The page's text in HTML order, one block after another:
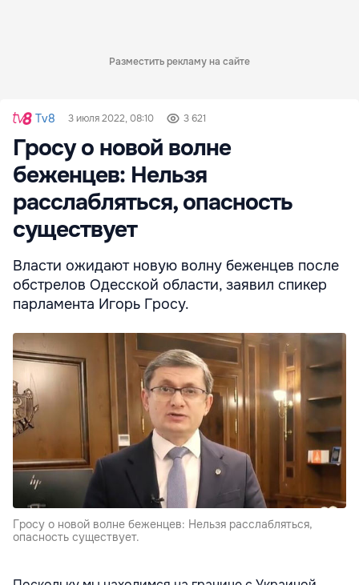
Разместить рекламу на сайте
Tv8 3 июля 2022, 08:10 3 621
Гросу о новой волне
беженцев: Нельзя
расслабляться, опасность
существует
Власти ожидают новую волну беженцев после
обстрелов Одесской области, заявил спикер
парламента Игорь Гросу.
Гросу о новой волне беженцев: Нельзя расслабляться,
опасность существует.